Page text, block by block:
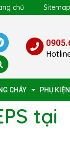
chủ Sitemap
CHÁY PHỤ
tại